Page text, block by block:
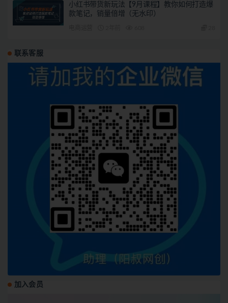
小红书带货新玩法【9月课程】教你如何打造爆
款笔记，销量倍增（无水印）
联系客服
加入会员